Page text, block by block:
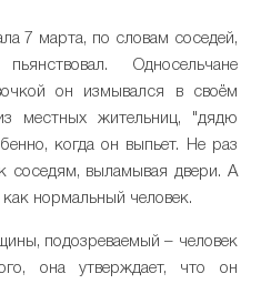
7 марта, по словам соседей,
Односельчане
он измывался в своём
местных жительниц, "дядю
когда он выпьет. Не раз
соседям, выламывая двери. А
нормальный человек.
подозреваемый – человек
она утверждает, что он